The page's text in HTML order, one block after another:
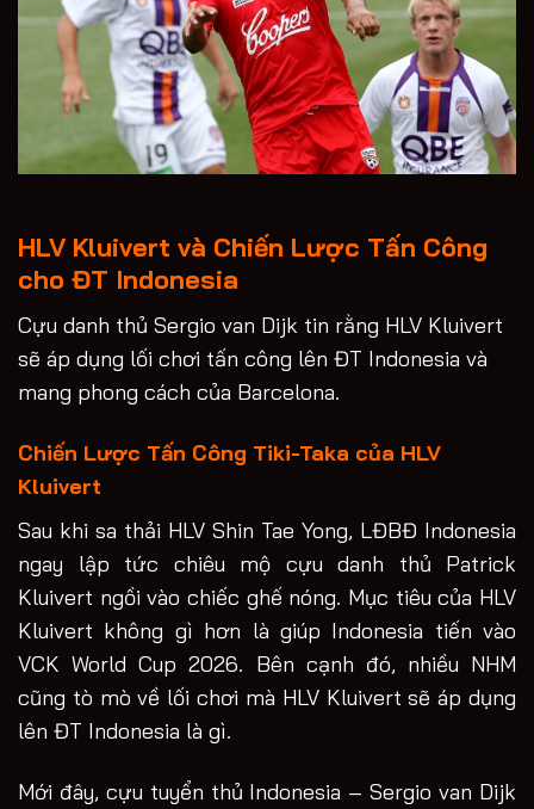
HLV Kluivert và Chiến Lược Tấn Công
cho ĐT Indonesia
Cựu danh thủ Sergio van Dijk tin rằng HLV Kluivert
sẽ áp dụng lối chơi tấn công lên ĐT Indonesia và
mang phong cách của Barcelona.
Chiến Lược Tấn Công Tiki-Taka của HLV
Kluivert
Sau khi sa thải HLV Shin Tae Yong, LĐBĐ Indonesia
ngay lập tức chiêu mộ cựu danh thủ Patrick
Kluivert ngồi vào chiếc ghế nóng. Mục tiêu của HLV
Kluivert không gì hơn là giúp Indonesia tiến vào
VCK World Cup 2026. Bên cạnh đó, nhiều NHM
cũng tò mò về lối chơi mà HLV Kluivert sẽ áp dụng
lên ĐT Indonesia là gì.
Mới đây, cựu tuyển thủ Indonesia – Sergio van Dijk